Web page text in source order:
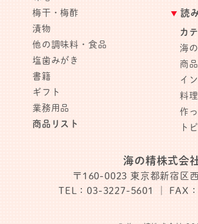
梅干・梅酢
漬物
他の調味料・食品
塩歯みがき
書籍
ギフト
業務用品
商品リスト
読
カ
海
商
イ
料
作
ト
海の精株式会
〒160-0023 東京都新宿区
TEL：03-3227-5601
｜ FAX